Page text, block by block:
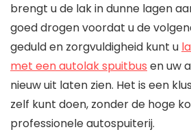
brengt u de lak in dunne lagen
goed drogen voordat u de
geduld en zorgvuldigheid kunt u
met een autolak spuitbus en uw
nieuw uit laten zien. Het is een
zelf kunt doen, zonder de hoge
professionele autospuiterij.